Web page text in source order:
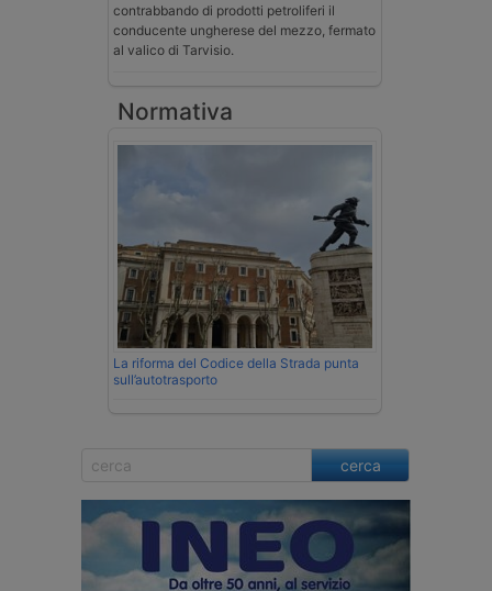
contrabbando di prodotti petroliferi il
conducente ungherese del mezzo, fermato
al valico di Tarvisio.
Normativa
La riforma del Codice della Strada punta
sull’autotrasporto
cerca